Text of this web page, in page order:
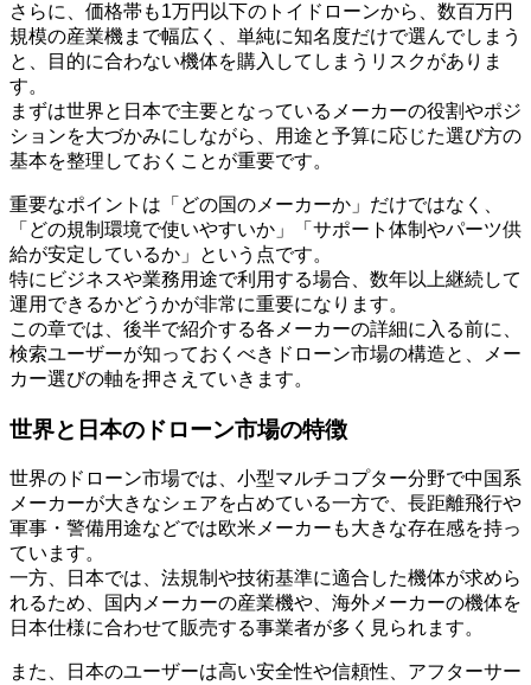
さらに、価格帯も1万円以下のトイドローンから、数百万円
規模の産業機まで幅広く、単純に知名度だけで選んでしまう
と、目的に合わない機体を購入してしまうリスクがありま
す。
まずは世界と日本で主要となっているメーカーの役割やポジ
ションを大づかみにしながら、用途と予算に応じた選び方の
基本を整理しておくことが重要です。
重要なポイントは「どの国のメーカーか」だけではなく、
「どの規制環境で使いやすいか」「サポート体制やパーツ供
給が安定しているか」という点です。
特にビジネスや業務用途で利用する場合、数年以上継続して
運用できるかどうかが非常に重要になります。
この章では、後半で紹介する各メーカーの詳細に入る前に、
検索ユーザーが知っておくべきドローン市場の構造と、メー
カー選びの軸を押さえていきます。
世界と日本のドローン市場の特徴
世界のドローン市場では、小型マルチコプター分野で中国系
メーカーが大きなシェアを占めている一方で、長距離飛行や
軍事・警備用途などでは欧米メーカーも大きな存在感を持っ
ています。
一方、日本では、法規制や技術基準に適合した機体が求めら
れるため、国内メーカーの産業機や、海外メーカーの機体を
日本仕様に合わせて販売する事業者が多く見られます。
また、日本のユーザーは高い安全性や信頼性、アフターサー